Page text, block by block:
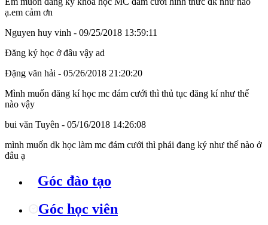
ạ.em cảm ơn
Nguyen huy vinh - 09/25/2018 13:59:11
Đăng ký học ở đâu vậy ad
Đặng văn hải - 05/26/2018 21:20:20
Mình muốn đăng kí học mc đám cưới thì thủ tục đăng kí như thế
nào vậy
bui văn Tuyên - 05/16/2018 14:26:08
mình muốn dk học làm mc đám cưới thì phải đang ký như thế nào ở
đâu ạ
Góc đào tạo
Góc học viên